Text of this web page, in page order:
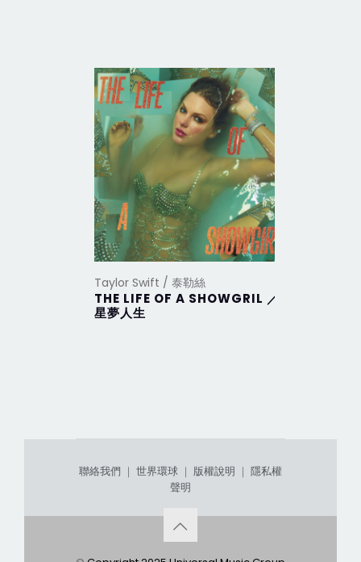
Taylor Swift / 泰勒絲
THE LIFE OF A SHOWGRIL ／
星夢人生
聯絡我們 ｜ 世界環球 ｜ 版權說明 ｜ 隱私權
聲明